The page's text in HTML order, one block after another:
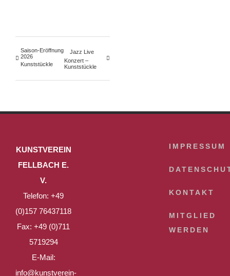
Saison-Eröffnung
2026
Kunststückle
Jazz Live
Konzert –
Kunststückle
KUNSTVEREIN
FELLBACH E.
V.
Telefon: +49
(0)157 76437118
Fax: +49 (0)711
5719294
E-Mail:
info@kunstverein-
IMPRESSUM
KONTAKT
MITGLIED
WERDEN